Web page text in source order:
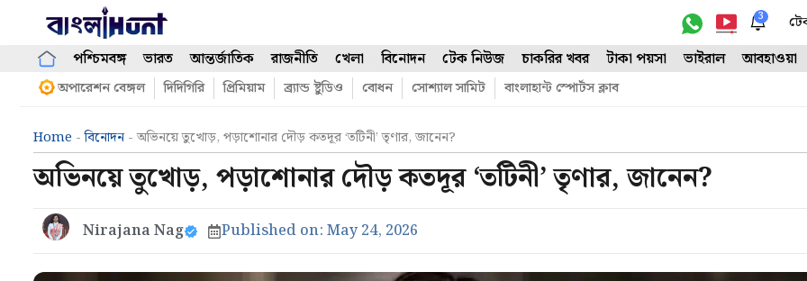
content
3
পশ্চিমবঙ্গ ভারত আন্তর্জাতিক রাজনীতি খেলা বিনোদন টেক নিউজ চাকরির খবর টাকা পয়সা ভাইরাল আবহাওয়া
অপারেশন বেঙ্গল দিদিগিরি প্রিমিয়াম ব্র্যান্ড ষ্টুডিও বোধন সোশ্যাল সামিট বাংলাহান্ট স্পোর্টস ক্লাব
Home -বিনোদন- অভিনয়ে তুখোড়, পড়াশোনার দৌড় কতদূর ‘তটিনী’ তৃণার, জানেন?
অভিনয়ে তুখোড়, পড়াশোনার দৌড় কতদূর ‘তটিনী’ তৃণার, জানেন?
Nirajana Nag Published on: May 24, 2026